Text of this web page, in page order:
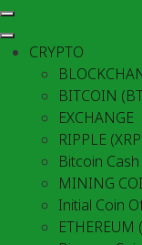
CRYPTO
BITCOIN
EXCHANGE
RIPPLE
Bitcoin
MINING
Initial Coin
ETHEREUM